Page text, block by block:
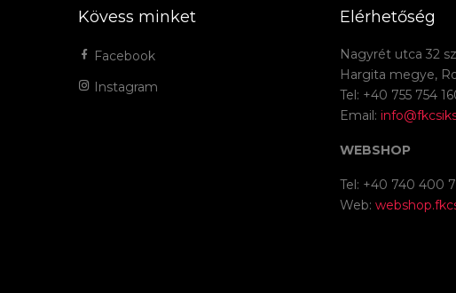
Kövess minket
Facebook
Instagram
Elérhetőség
Nagyrét utca 32
Hargita megye,
Tel: +40 755 754
Email:
WEBSHOP
Tel: +40 740 400
Web: